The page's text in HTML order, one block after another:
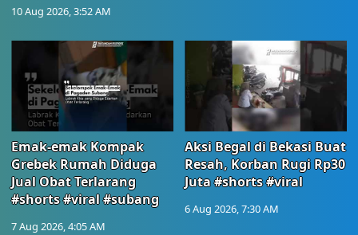
10 Aug 2026, 3:52 AM
Emak-emak Kompak
Grebek Rumah Diduga
Jual Obat Terlarang
#shorts #viral #subang
7 Aug 2026, 4:05 AM
Aksi Begal di Bekasi Buat
Resah, Korban Rugi Rp30
Juta #shorts #viral
6 Aug 2026, 7:30 AM